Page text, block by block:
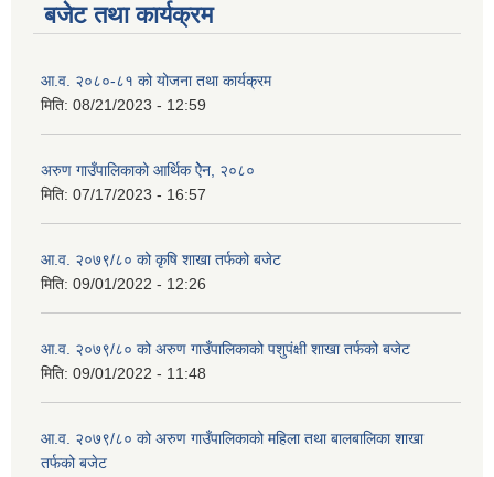
बजेट तथा कार्यक्रम
आ.व. २०८०-८१ को योजना तथा कार्यक्रम
मिति: 08/21/2023 - 12:59
अरुण गाउँपालिकाको आर्थिक ऐेन, २०८०
मिति: 07/17/2023 - 16:57
आ.व. २०७९/८० को कृषि शाखा तर्फको बजेट
मिति: 09/01/2022 - 12:26
आ.व. २०७९/८० को अरुण गाउँपालिकाको पशुपंक्षी शाखा तर्फको बजेट
मिति: 09/01/2022 - 11:48
आ.व. २०७९/८० को अरुण गाउँपालिकाको महिला तथा बालबालिका शाखा
तर्फको बजेट